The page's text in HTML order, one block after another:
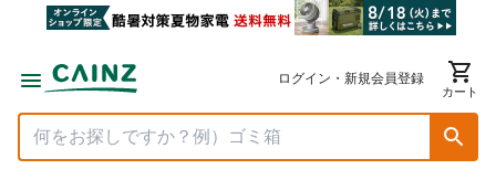
ログイン・新規会員登録
カート